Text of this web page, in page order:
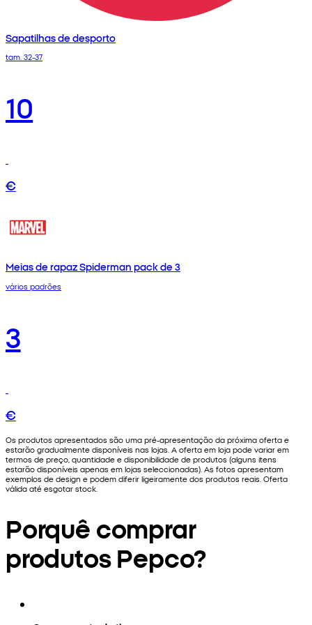
Sapatilhas de desporto
tam. 32-37
10
€
Meias de rapaz Spiderman pack de 3
vários padrões
3
€
Os produtos apresentados são uma pré-apresentação da próxima oferta e
estarão gradualmente disponíveis nas lojas. A oferta em loja pode variar em
termos de preço, quantidade e disponibilidade de produtos (alguns itens
estarão disponíveis apenas em lojas seleccionadas). As fotos apresentam
exemplos de design e podem diferir ligeiramente dos produtos reais. Oferta
válida até esgotar stock.
Porquê comprar
produtos Pepco?